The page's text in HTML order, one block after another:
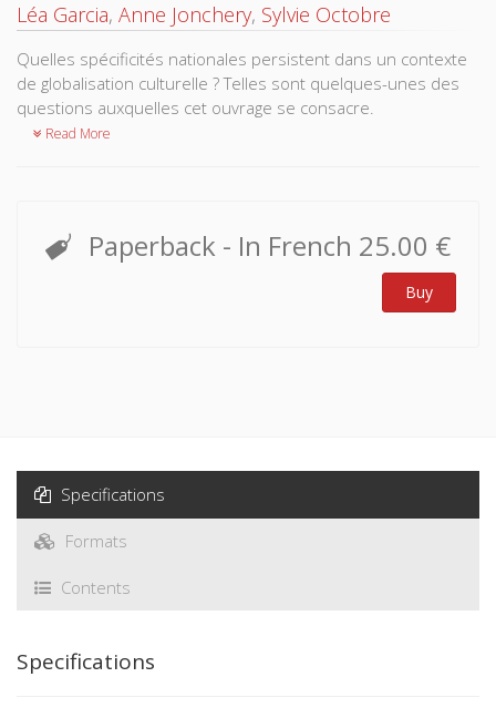
Léa Garcia, Anne Jonchery, Sylvie Octobre
Quelles spécificités nationales persistent dans un contexte
de globalisation culturelle ? Telles sont quelques-unes des
questions auxquelles cet ouvrage se consacre.
Read More
Paperback - In French 25.00 €
Buy
Specifications
Formats
Contents
Specifications